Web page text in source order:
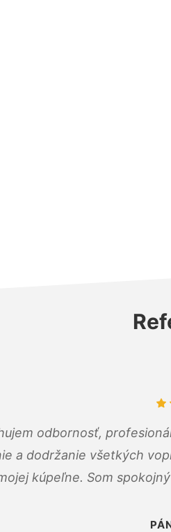
odbornosť,
a dodržanie všetkých
kúpeľne. Som